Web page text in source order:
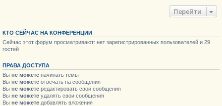
Перейти
КТО СЕЙЧАС НА КОНФЕРЕНЦИИ
Сейчас этот форум просматривают: нет зарегистрированных пользователей и 29
гостей
ПРАВА ДОСТУПА
Вы не можете начинать темы
Вы не можете отвечать на сообщения
Вы не можете редактировать свои сообщения
Вы не можете удалять свои сообщения
Вы не можете добавлять вложения